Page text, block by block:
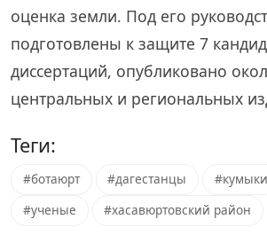
оценка земли. Под его
подготовлены к защите 7
диссертаций, опубликовано
центральных и региональных
Теги:
#ботаюрт #дагестанцы #кумыки
#ученые
#хасавюртовский район